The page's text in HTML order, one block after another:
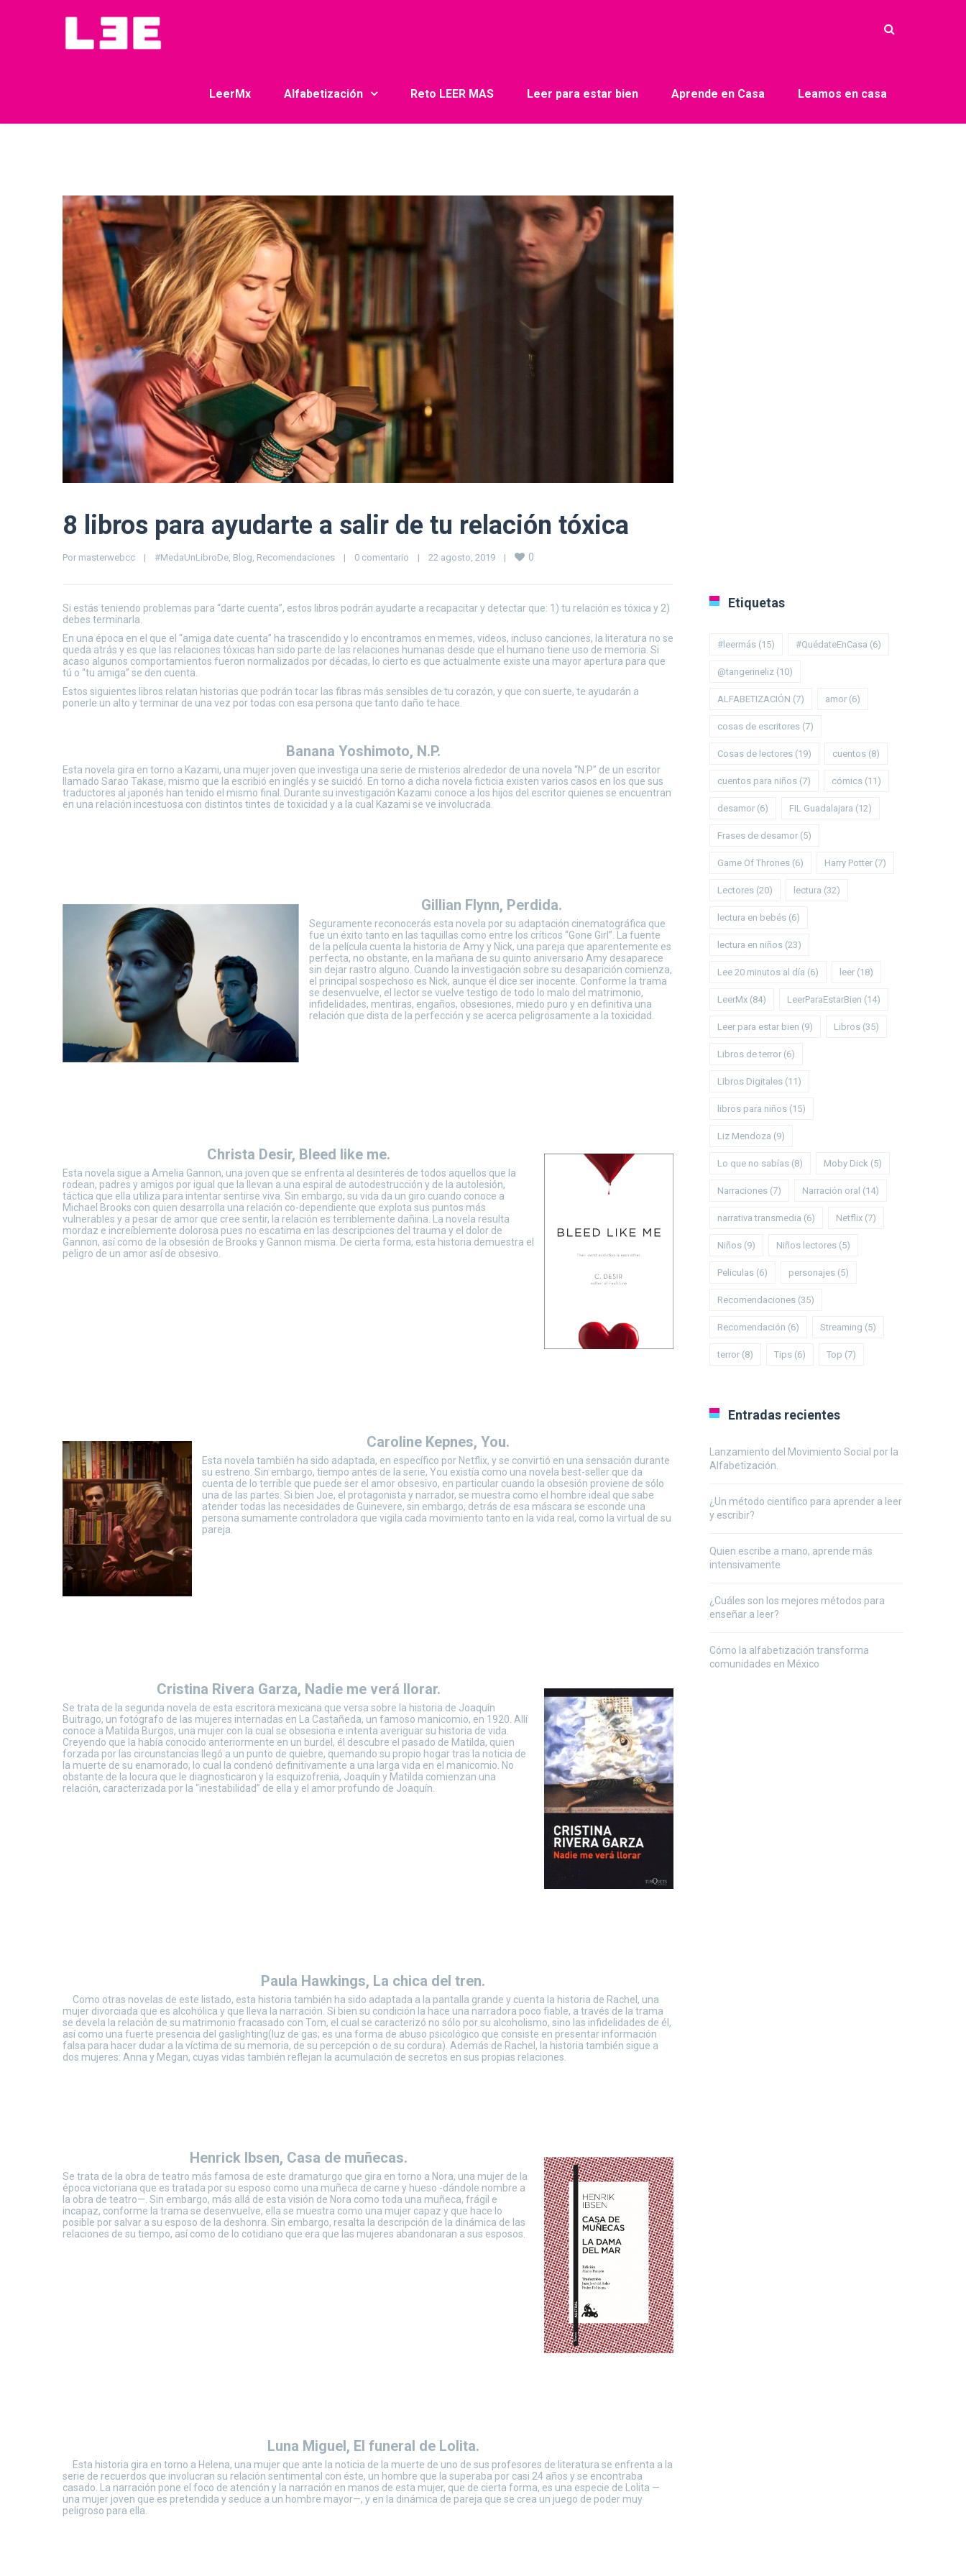
LeerMx Alfabetización Reto LEER MAS Leer para estar bien Aprende en Casa Leamos en casa
8 libros para ayudarte a salir de tu relación tóxica
Por masterwebcc | #MedaUnLibroDe, Blog, Recomendaciones | 0 comentario | 22 agosto, 2019 | 0
Si estás teniendo problemas para “darte cuenta”, estos libros podrán ayudarte a recapacitar y detectar que: 1) tu relación es tóxica y 2)
debes terminarla.
En una época en el que el “amiga date cuenta” ha trascendido y lo encontramos en memes, videos, incluso canciones, la literatura no se
queda atrás y es que las relaciones tóxicas han sido parte de las relaciones humanas desde que el humano tiene uso de memoria. Si
acaso algunos comportamientos fueron normalizados por décadas, lo cierto es que actualmente existe una mayor apertura para que
tú o “tu amiga” se den cuenta.
Estos siguientes libros relatan historias que podrán tocar las fibras más sensibles de tu corazón, y que con suerte, te ayudarán a
ponerle un alto y terminar de una vez por todas con esa persona que tanto daño te hace.
Banana Yoshimoto, N.P.
Esta novela gira en torno a Kazami, una mujer joven que investiga una serie de misterios alrededor de una novela “N.P” de un escritor
llamado Sarao Takase, mismo que la escribió en inglés y se suicidó. En torno a dicha novela ficticia existen varios casos en los que sus
traductores al japonés han tenido el mismo final. Durante su investigación Kazami conoce a los hijos del escritor quienes se encuentran
en una relación incestuosa con distintos tintes de toxicidad y a la cual Kazami se ve involucrada.
Gillian Flynn, Perdida.
Seguramente reconocerás esta novela por su adaptación cinematográfica que
fue un éxito tanto en las taquillas como entre los críticos “Gone Girl”. La fuente
de la película cuenta la historia de Amy y Nick, una pareja que aparentemente es
perfecta, no obstante, en la mañana de su quinto aniversario Amy desaparece
sin dejar rastro alguno. Cuando la investigación sobre su desaparición comienza,
el principal sospechoso es Nick, aunque él dice ser inocente. Conforme la trama
se desenvuelve, el lector se vuelve testigo de todo lo malo del matrimonio,
infidelidades, mentiras, engaños, obsesiones, miedo puro y en definitiva una
relación que dista de la perfección y se acerca peligrosamente a la toxicidad.
Christa Desir, Bleed like me.
Esta novela sigue a Amelia Gannon, una joven que se enfrenta al desinterés de todos aquellos que la
rodean, padres y amigos por igual que la llevan a una espiral de autodestrucción y de la autolesión,
táctica que ella utiliza para intentar sentirse viva. Sin embargo, su vida da un giro cuando conoce a
Michael Brooks con quien desarrolla una relación co-dependiente que explota sus puntos más
vulnerables y a pesar de amor que cree sentir, la relación es terriblemente dañina. La novela resulta
mordaz e increíblemente dolorosa pues no escatima en las descripciones del trauma y el dolor de
Gannon, así como de la obsesión de Brooks y Gannon misma. De cierta forma, esta historia demuestra el
peligro de un amor así de obsesivo.
Caroline Kepnes, You.
Esta novela también ha sido adaptada, en específico por Netflix, y se convirtió en una sensación durante
su estreno. Sin embargo, tiempo antes de la serie, You existía como una novela best-seller que da
cuenta de lo terrible que puede ser el amor obsesivo, en particular cuando la obsesión proviene de sólo
una de las partes. Si bien Joe, el protagonista y narrador, se muestra como el hombre ideal que sabe
atender todas las necesidades de Guinevere, sin embargo, detrás de esa máscara se esconde una
persona sumamente controladora que vigila cada movimiento tanto en la vida real, como la virtual de su
pareja.
Cristina Rivera Garza, Nadie me verá llorar.
Se trata de la segunda novela de esta escritora mexicana que versa sobre la historia de Joaquín
Buitrago, un fotógrafo de las mujeres internadas en La Castañeda, un famoso manicomio, en 1920. Allí
conoce a Matilda Burgos, una mujer con la cual se obsesiona e intenta averiguar su historia de vida.
Creyendo que la había conocido anteriormente en un burdel, él descubre el pasado de Matilda, quien
forzada por las circunstancias llegó a un punto de quiebre, quemando su propio hogar tras la noticia de
la muerte de su enamorado, lo cual la condenó definitivamente a una larga vida en el manicomio. No
obstante de la locura que le diagnosticaron y la esquizofrenia, Joaquín y Matilda comienzan una
relación, caracterizada por la “inestabilidad” de ella y el amor profundo de Joaquín.
Paula Hawkings, La chica del tren.
Como otras novelas de este listado, esta historia también ha sido adaptada a la pantalla grande y cuenta la historia de Rachel, una
mujer divorciada que es alcohólica y que lleva la narración. Si bien su condición la hace una narradora poco fiable, a través de la trama
se devela la relación de su matrimonio fracasado con Tom, el cual se caracterizó no sólo por su alcoholismo, sino las infidelidades de él,
así como una fuerte presencia del gaslighting(luz de gas; es una forma de abuso psicológico que consiste en presentar información
falsa para hacer dudar a la víctima de su memoria, de su percepción o de su cordura). Además de Rachel, la historia también sigue a
dos mujeres: Anna y Megan, cuyas vidas también reflejan la acumulación de secretos en sus propias relaciones.
Henrick Ibsen, Casa de muñecas.
Se trata de la obra de teatro más famosa de este dramaturgo que gira en torno a Nora, una mujer de la
época victoriana que es tratada por su esposo como una muñeca de carne y hueso -dándole nombre a
la obra de teatro—. Sin embargo, más allá de esta visión de Nora como toda una muñeca, frágil e
incapaz, conforme la trama se desenvuelve, ella se muestra como una mujer capaz y que hace lo
posible por salvar a su esposo de la deshonra. Sin embargo, resalta la descripción de la dinámica de las
relaciones de su tiempo, así como de lo cotidiano que era que las mujeres abandonaran a sus esposos.
Luna Miguel, El funeral de Lolita.
Esta historia gira en torno a Helena, una mujer que ante la noticia de la muerte de uno de sus profesores de literatura se enfrenta a la
serie de recuerdos que involucran su relación sentimental con éste, un hombre que la superaba por casi 24 años y se encontraba
casado. La narración pone el foco de atención y la narración en manos de esta mujer, que de cierta forma, es una especie de Lolita —
una mujer joven que es pretendida y seduce a un hombre mayor—, y en la dinámica de pareja que se crea un juego de poder muy
peligroso para ella.
Etiquetas
#leermás (15) #QuédateEnCasa (6)
@tangerineliz (10)
ALFABETIZACIÓN (7) amor (6)
cosas de escritores (7)
Cosas de lectores (19) cuentos (8)
cuentos para niños (7) cómics (11)
desamor (6) FIL Guadalajara (12)
Frases de desamor (5)
Game Of Thrones (6) Harry Potter (7)
Lectores (20) lectura (32)
lectura en bebés (6)
lectura en niños (23)
Lee 20 minutos al día (6) leer (18)
LeerMx (84) LeerParaEstarBien (14)
Leer para estar bien (9) Libros (35)
Libros de terror (6)
Libros Digitales (11)
libros para niños (15)
Liz Mendoza (9)
Lo que no sabías (8) Moby Dick (5)
Narraciones (7) Narración oral (14)
narrativa transmedia (6) Netflix (7)
Niños (9) Niños lectores (5)
Peliculas (6) personajes (5)
Recomendaciones (35)
Recomendación (6) Streaming (5)
terror (8) Tips (6) Top (7)
Entradas recientes
Lanzamiento del Movimiento Social por la
Alfabetización.
¿Un método científico para aprender a leer
y escribir?
Quien escribe a mano, aprende más
intensivamente
¿Cuáles son los mejores métodos para
enseñar a leer?
Cómo la alfabetización transforma
comunidades en México